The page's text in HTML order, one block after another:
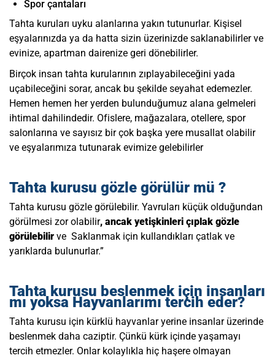
Spor çantaları
Tahta kuruları uyku alanlarına yakın tutunurlar. Kişisel
eşyalarınızda ya da hatta sizin üzerinizde saklanabilirler ve
evinize, apartman dairenize geri dönebilirler.
Birçok insan tahta kurularının zıplayabileceğini yada
uçabileceğini sorar, ancak bu şekilde seyahat edemezler.
Hemen hemen her yerden bulunduğumuz alana gelmeleri
ihtimal dahilindedir. Ofislere, mağazalara, otellere, spor
salonlarına ve sayısız bir çok başka yere musallat olabilir
ve eşyalarımıza tutunarak evimize gelebilirler
Tahta kurusu gözle görülür mü ?
Tahta kurusu gözle görülebilir. Yavruları küçük olduğundan
görülmesi zor olabilir, ancak yetişkinleri çıplak gözle
görülebilir ve Saklanmak için kullandıkları çatlak ve
yarıklarda bulunurlar.”
Tahta kurusu beslenmek için insanları
mı yoksa Hayvanlarımı tercih eder?
Tahta kurusu için kürklü hayvanlar yerine insanlar üzerinde
beslenmek daha caziptir. Çünkü kürk içinde yaşamayı
tercih etmezler. Onlar kolaylıkla hiç haşere olmayan